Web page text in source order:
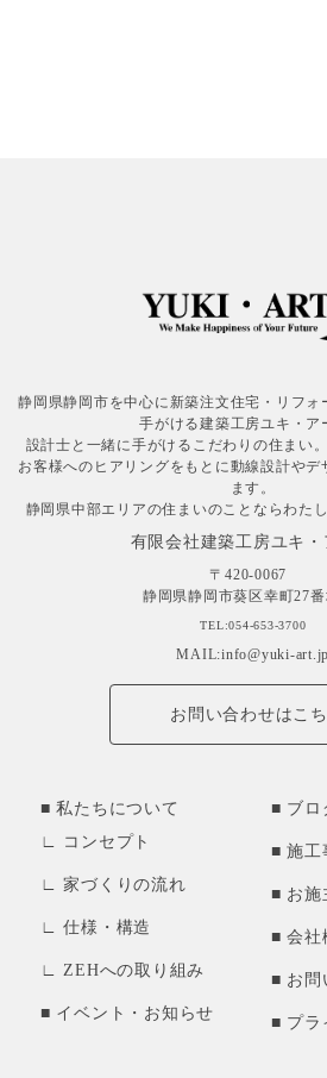
静岡県静岡市を中心に新築注文住宅・リフォ
手がける建築工房ユキ・ア
設計士と一緒に手がけるこだわりの住まい
お客様へのヒアリングをもとに動線設計やデ
ます。
静岡県中部エリアの住まいのことならわた
有限会社建築工房ユキ・
〒420-0067
静岡県静岡市葵区幸町27番
TEL:054-653-3700
MAIL:info@yuki-art.jp
お問い合わせはこ
私たちについて
コンセプト
家づくりの流れ
仕様・構造
ZEHへの取り組み
イベント・お知らせ
ブロ
施工
お施
会社
お問
プラ